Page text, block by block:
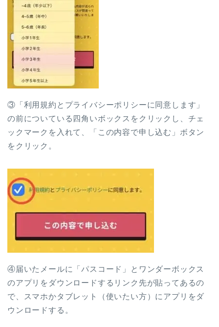
③「利用規約とプライバシーポリシーに同意します」
の前についている四角いボックスをクリックし、チェ
ックマークを入れて、「この内容で申し込む」ボタン
をクリック。
④届いたメールに「パスコード」とワンダーボックス
のアプリをダウンロードするリンク先が貼ってあるの
で、スマホかタブレット（使いたい方）にアプリをダ
ウンロードする。